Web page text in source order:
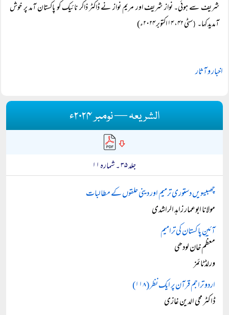
شریف سے ہوئی۔ نواز شریف اور مریم نواز نے ڈاکٹر ذاکر نائیک کو پاکستان آمد پر خوش
آمدید کہا۔ (سٹی ۴۲، ۱۴ اکتوبر ۲۰۲۴ء)
اخبار و آثار
الشریعہ — نومبر ۲۰۲۴ء
جلد ۳۵ ۔ شمارہ ۱۱
چھبیسویں دستوری ترمیم اور دینی حلقوں کے مطالبات
مولانا ابوعمار زاہد الراشدی
آئینِ پاکستان کی ترامیم
معظم خان لودھی
ورلڈ ٹائمز
اردو تراجم قرآن پر ایک نظر (۱۱۸)
ڈاکٹر محی الدین غازی